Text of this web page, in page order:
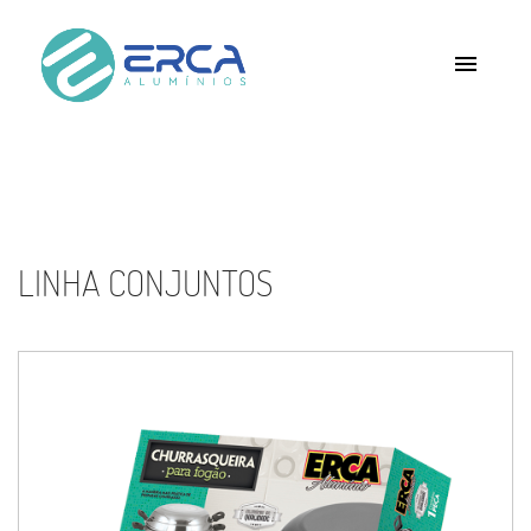
menu
LINHA CONJUNTOS